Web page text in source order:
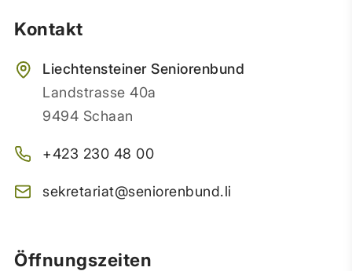
Kontakt
Liechtensteiner Seniorenbund
Landstrasse 40a
9494 Schaan
+423 230 48 00
sekretariat@seniorenbund.li
Öffnungszeiten